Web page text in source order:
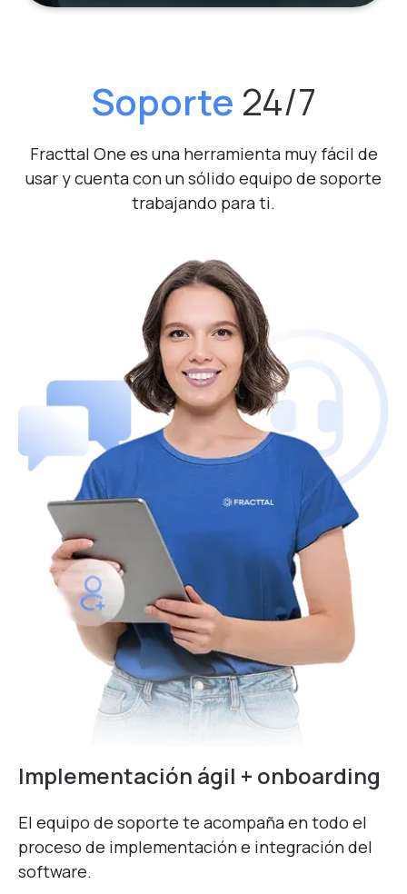
Soporte 24/7
Fracttal One es una herramienta muy fácil de
usar y cuentacon un sólido equipo de soporte
trabajando para ti.
Implementación ágil + onboarding
El equipo de soporte te acompaña en todo el
proceso de implementación e integración del
software.